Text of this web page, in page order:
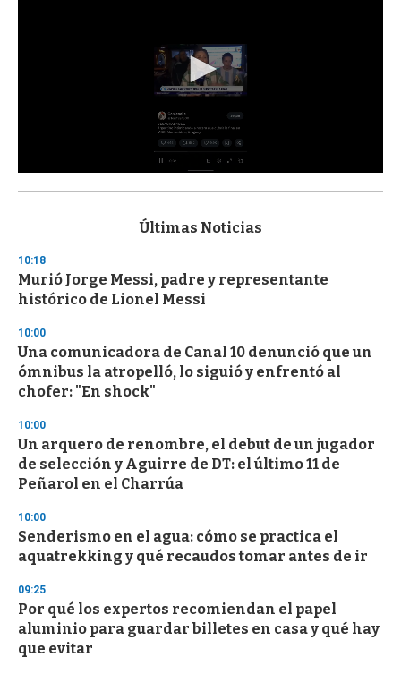
s
d
s
o
f
3
s
e
c
o
d
s
Últimas Noticias
10:18
Murió Jorge Messi, padre y representante
histórico de Lionel Messi
10:00
Una comunicadora de Canal 10 denunció que un
ómnibus la atropelló, lo siguió y enfrentó al
chofer: "En shock"
10:00
Un arquero de renombre, el debut de un jugador
de selección y Aguirre de DT: el último 11 de
Peñarol en el Charrúa
10:00
Senderismo en el agua: cómo se practica el
aquatrekking y qué recaudos tomar antes de ir
09:25
Por qué los expertos recomiendan el papel
aluminio para guardar billetes en casa y qué hay
que evitar